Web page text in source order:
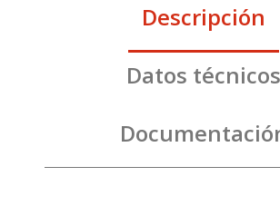
Descripción
Datos técnicos